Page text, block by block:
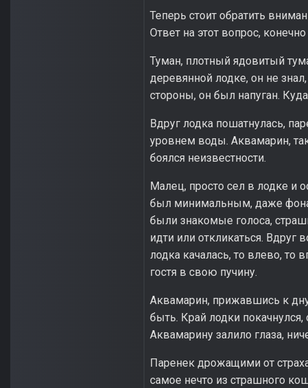
Теперь стоит обратить
Ответ на этот вопрос,
Туман, плотный ядовитый
деревянной лодке, он не
стороны, он был напуган.
Вдруг лодка пошатнулась,
уровнем воды. Аквамарин,
боялся неизвестности.
Малец, просто сел в лодке и
был минимальным, даже
были знакомые голоса,
идти или откликаться.
лодка качалась, то влево, то
гостя в свою пучину.
Аквамарин, прижавшись к
быть. Край лодки
Аквамарину залило глаза,
Паренек дрожащими от
самое нечто из страшного